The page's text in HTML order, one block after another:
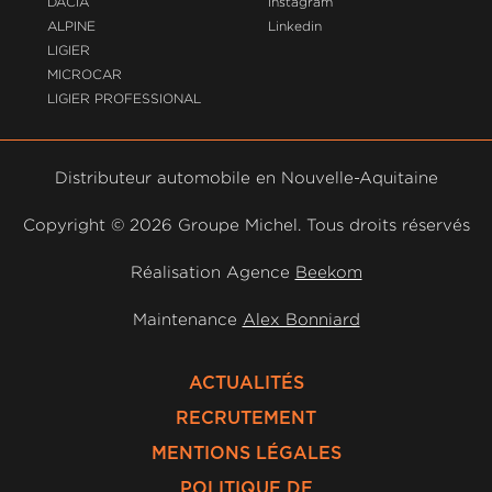
ALPINE
LIGIER
MICROCAR
LIGIER PROFESSIONAL
Linkedin
Distributeur automobile en Nouvelle-Aquitaine
Copyright © 2026 Groupe Michel. Tous droits réservés
Réalisation Agence Beekom
Maintenance Alex Bonniard
ACTUALITÉS
RECRUTEMENT
MENTIONS LÉGALES